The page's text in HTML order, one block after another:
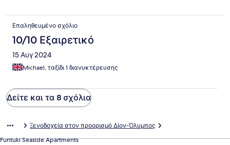
Επαληθευμένο σχόλιο
10/10 Εξαιρετικό
15 Αυγ 2024
Michael, ταξίδι 1 διανυκτέρευσης
Δείτε και τα 8 σχόλια
Ξενοδοχεία στον προορισμό Δίον-Όλυμπος
Funtuki Seaside Apartments